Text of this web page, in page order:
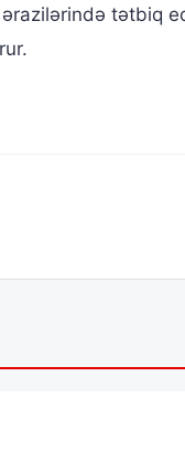
ərazilərində tətbiq